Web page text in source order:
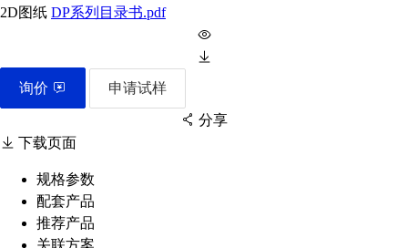
2D图纸 DP系列目录书.pdf
询价 申请试样
分享
下载页面
规格参数
配套产品
推荐产品